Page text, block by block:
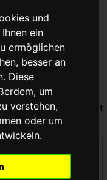
und
ein
ermöglichen
besser an
Diese
um
verstehen,
oder um
WikiPedalia
durch die Auswahl
Seitentitels
muss beachtet